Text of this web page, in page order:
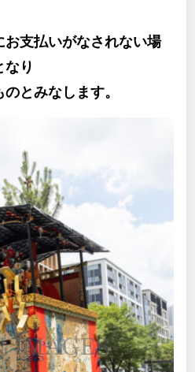
支払いがなされない場
なり
とみなします。